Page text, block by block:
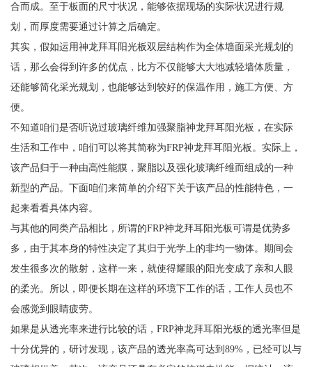
合而成。至于板面的尺寸状况，能够依据现场的实际状况进行规
划，而厚度需要通过计算之后确定。
其实，假如运用神龙拜耳阳光板双层结构作为全体墙面采光规划的
话，那么会得到许多的优点，比方不仅能够大大地减轻墙体质量，
还能够简化采光规划，也能够达到较好的保温作用，施工方便、方
便。
不知道咱们是否听说过玻璃纤维加强聚脂神龙拜耳阳光板，在实际
生活和工作中，咱们可以将其简称为FRP神龙拜耳阳光板。实际上，
该产品归于一种由高性能膜，聚脂以及强化玻璃纤维而组成的一种
新型的产品。下面咱们来简单的介绍下关于该产品的性能特色，一
起来看看具体内容。
与其他的同类产品相比，所谓的FRP神龙拜耳阳光板可谓是优势多
多，由于其本身的特性决定了其归于光学上的非均一物体。期间会
发生很多次的散射，这样一来，就使得耀眼的阳光变成了亲和人眼
的柔光。所以，即便长期在这样的环境下工作的话，工作人员也不
会感觉到眼睛疲劳。
如果是从透光率来进行比较的话，FRP神龙拜耳阳光板的透光率但是
十分优异的，研讨发现，该产品的透光率高可达到89%，已经可以与